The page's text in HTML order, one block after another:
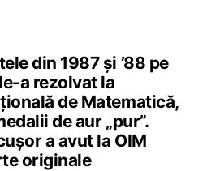
din 1987 și ’88 pe
a rezolvat la
de Matematică,
de aur „pur”.
a avut la OIM
originale